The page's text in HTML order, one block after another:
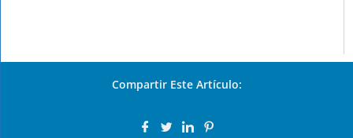
Compartir Este Artículo: